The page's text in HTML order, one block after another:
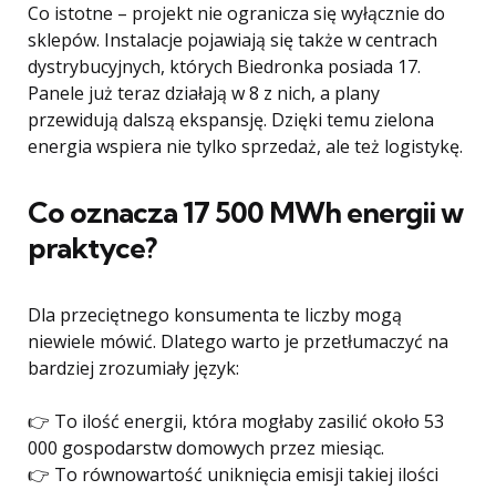
Co istotne – projekt nie ogranicza się wyłącznie do
sklepów. Instalacje pojawiają się także w centrach
dystrybucyjnych, których Biedronka posiada 17.
Panele już teraz działają w 8 z nich, a plany
przewidują dalszą ekspansję. Dzięki temu zielona
energia wspiera nie tylko sprzedaż, ale też logistykę.
Co oznacza 17 500 MWh energii w
praktyce?
Dla przeciętnego konsumenta te liczby mogą
niewiele mówić. Dlatego warto je przetłumaczyć na
bardziej zrozumiały język:
👉 To ilość energii, która mogłaby zasilić około 53
000 gospodarstw domowych przez miesiąc.
👉 To równowartość uniknięcia emisji takiej ilości